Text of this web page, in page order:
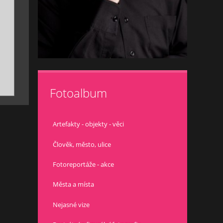
Fotoalbum
Artefakty - objekty - věci
Člověk, město, ulice
Fotoreportáže - akce
Města a místa
Nejasné vize